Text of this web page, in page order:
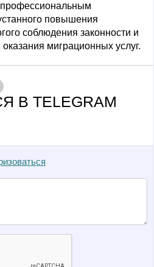
повышения
соблюдения законности и
миграционных услуг.
В TELEGRAM